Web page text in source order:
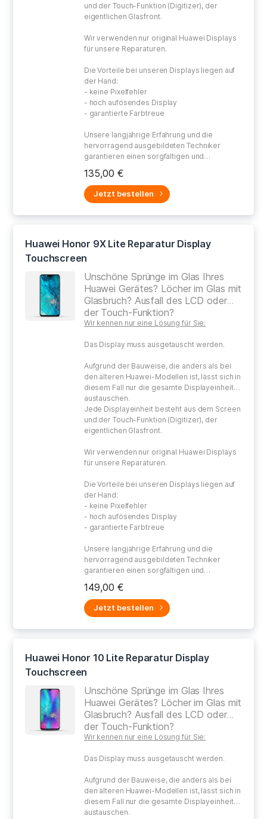
und der Touch-Funktion (Digitizer), der
eigentlichen Glasfront.
Wir verwenden nur original Huawei Displays
für unsere Reparaturen.
Die Vorteile bei unseren Displays liegen auf
der Hand:
- keine Pixelfehler
- hoch aufösendes Display
- garantierte Farbtreue
Unsere langjährige Erfahrung und die
hervorragend ausgebildeten Techniker
garantieren einen sorgfältigen und
Ihres defekten Gerätes.
135,00 €
Jetzt bestellen
Huawei Honor 9X Lite Reparatur Display
Touchscreen
Unschöne Sprünge im Glas Ihres
Huawei Gerätes? Löcher im Glas mit
Glasbruch? Ausfall des LCD oder
der Touch-Funktion?
Wir kennen nur eine Lösung für Sie:
Das Display muss ausgetauscht werden.
Aufgrund der Bauweise, die anders als bei
den älteren Huawei-Modellen ist, lässt sich in
diesem Fall nur die gesamte Displayeinheit
austauschen.
Jede Displayeinheit besteht aus dem Screen
und der Touch-Funktion (Digitizer), der
eigentlichen Glasfront.
Wir verwenden nur original Huawei Displays
für unsere Reparaturen.
Die Vorteile bei unseren Displays liegen auf
der Hand:
- keine Pixelfehler
- hoch aufösendes Display
- garantierte Farbtreue
Unsere langjährige Erfahrung und die
hervorragend ausgebildeten Techniker
garantieren einen sorgfältigen und
Ihres defekten Gerätes.
149,00 €
Jetzt bestellen
Huawei Honor 10 Lite Reparatur Display
Touchscreen
Unschöne Sprünge im Glas Ihres
Huawei Gerätes? Löcher im Glas mit
Glasbruch? Ausfall des LCD oder
der Touch-Funktion?
Wir kennen nur eine Lösung für Sie:
Das Display muss ausgetauscht werden.
Aufgrund der Bauweise, die anders als bei
den älteren Huawei-Modellen ist, lässt sich in
diesem Fall nur die gesamte Displayeinheit
austauschen.